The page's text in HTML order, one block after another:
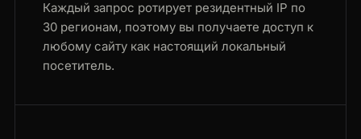
Каждый запрос ротирует резидентный IP по
30 регионам, поэтому вы получаете доступ к
любому сайту как настоящий локальный
посетитель.